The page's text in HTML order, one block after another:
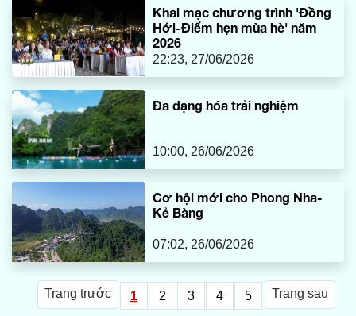
Khai mạc chương trình 'Đồng
Hới-Điểm hẹn mùa hè' năm
2026
22:23, 27/06/2026
Đa dạng hóa trải nghiệm
10:00, 26/06/2026
Cơ hội mới cho Phong Nha-
Kẻ Bàng
07:02, 26/06/2026
Trang trước 1 2 3 4 5 Trang sau